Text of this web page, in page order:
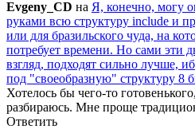
Evgeny_CD на Я, конечно, могу
руками всю структуру include и
или для бразильского чуда, на
потребует времени. Но сами эти
взгляд, подходят сильно лучше,
под "своеобразную" структуру 8
Хотелось бы чего-то
разбираюсь. Мне проще
Ответить